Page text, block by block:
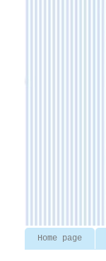
Home page